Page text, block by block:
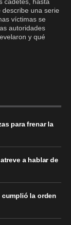
describe una serie
víctimas se
autoridades
y qué
para frenar la
a hablar de
la orden